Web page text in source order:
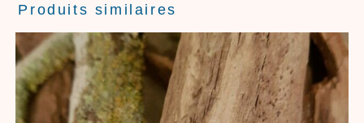
Produits similaires